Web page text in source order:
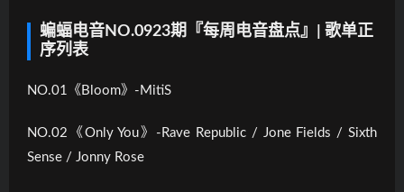
蝙蝠电音NO.0923期『每周电音盘点』| 歌单正
序列表
NO.01《Bloom》-MitiS
NO.02《Only You》-Rave Republic / Jone Fields / Sixth
Sense / Jonny Rose